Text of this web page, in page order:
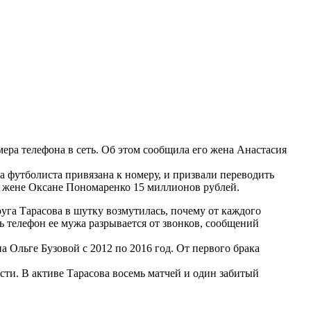
телефона в сеть. Об этом сообщила его жена Анастасия
привязана к номеру, и призвали переводить
жене Оксане Пономаренко 15 миллионов рублей.
Тарасова в шутку возмутилась, почему от каждого
ее мужа разрывается от звонков, сообщений
Бузовой с 2012 по 2016 год. От первого брака
В активе Тарасова восемь матчей и один забитый